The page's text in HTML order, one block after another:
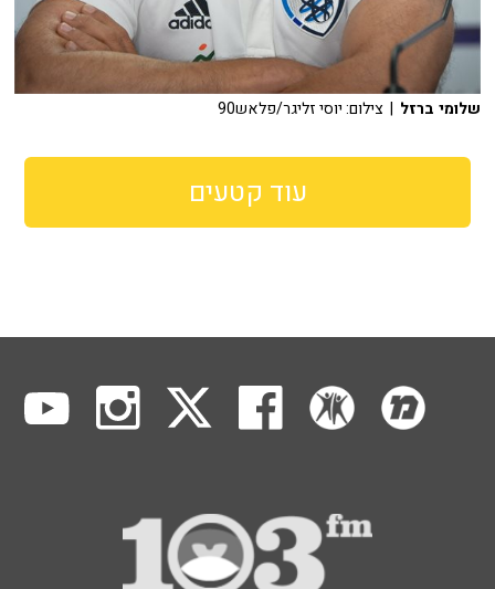
שלומי ברזל | צילום: יוסי זליגר/פלאש90
עוד קטעים